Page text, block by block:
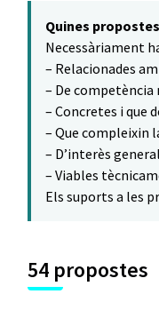
Quines
Necessàriament
– Relacionades
– De
– Concretes i que
– Que compleixin
– D’interès
– Viables
Els suports a les
54 propostes